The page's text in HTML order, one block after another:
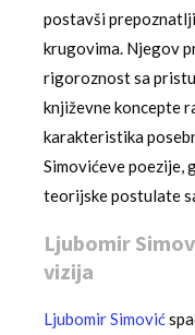
postavši
krugovima. Njegov
rigoroznost sa
književne koncepte
karakteristika
Simovićeve poezije,
teorijske postulate
Ljubomir
vizija
Ljubomir Simović